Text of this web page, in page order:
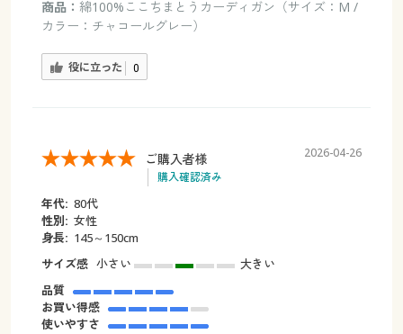
商品： 綿100%ここちまとうカーディガン（サイズ：M /
カラー：チャコールグレー）
役に立った 0
ご購入者様
購入確認済み
2026-04-26
年代: 80代
性別: 女性
身長: 145～150cm
サイズ感 小さい
大きい
品質
お買い得感
使いやすさ